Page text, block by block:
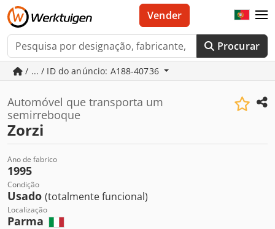
Procurar
Vender
/ ... / ID do anúncio: A188-40736
Automóvel que transporta um
semirreboque
Zorzi
Ano de fabrico
1995
Condição
Usado (totalmente funcional)
Localização
Parma